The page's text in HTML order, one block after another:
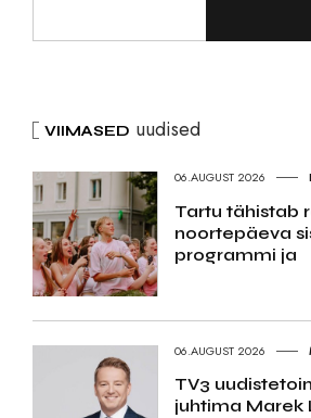
VIIMASED uudised
06.AUGUST 2026
Tartu tähistab
noortepäeva
programmi ja
06.AUGUST 2026
TV3
juhtima Marek